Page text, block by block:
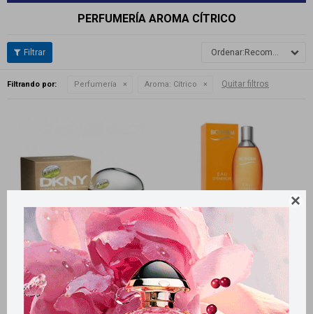

PERFUMERÍA AROMA CÍTRICO
Recomendados
Filtrando por: Perfumería Aroma: Cítrico Quitar filtros
LlegaHOY
LlegaHOY
HOY
Llega HOY